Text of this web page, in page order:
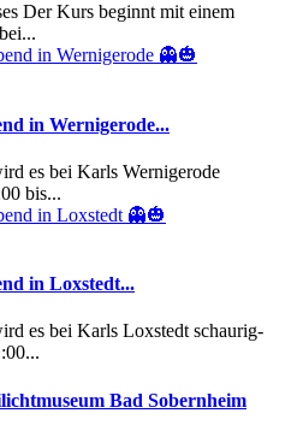
Der Kurs beginnt mit einem
in Wernigerode...
es bei Karls Wernigerode
bis...
in Loxstedt...
es bei Karls Loxstedt schaurig-
Bad Sobernheim